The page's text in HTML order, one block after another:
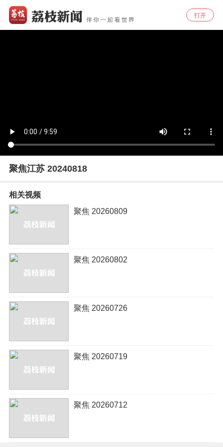
打开
聚焦江苏 20240818
相关视频
聚焦 20260809
聚焦 20260802
聚焦 20260726
聚焦 20260719
聚焦 20260712